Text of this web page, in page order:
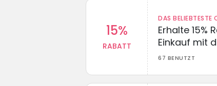
15%
RABATT
DAS BELIEBTESTE
Erhalte 15%
Einkauf mit
67 BENUTZT